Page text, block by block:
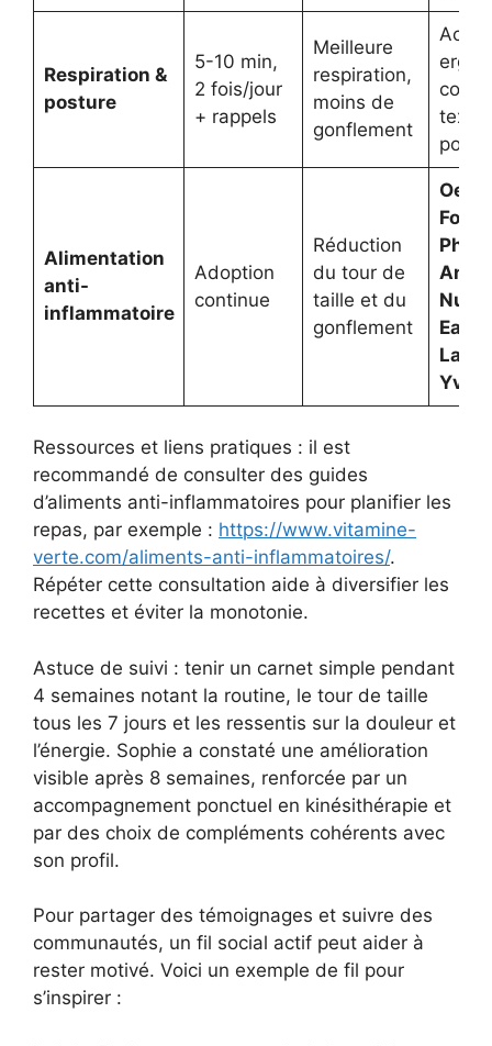
Respiration &
posture
5-10 min,
2 fois/jour
+ rappels
Meilleure
respiration,
moins de
gonflement
Alimentation
anti-
inflammatoire
Adoption
continue
Réduction
du tour de
taille et du
gonflement
Forte
Eafit
Yves
Ressources et liens pratiques : il est
recommandé de consulter des guides
d’aliments anti-inflammatoires pour planifier les
repas, par exemple : https://www.vitamine-
verte.com/aliments-anti-inflammatoires/.
Répéter cette consultation aide à diversifier les
recettes et éviter la monotonie.
Astuce de suivi : tenir un carnet simple pendant
4 semaines notant la routine, le tour de taille
tous les 7 jours et les ressentis sur la douleur et
l’énergie. Sophie a constaté une amélioration
visible après 8 semaines, renforcée par un
accompagnement ponctuel en kinésithérapie et
par des choix de compléments cohérents avec
son profil.
Pour partager des témoignages et suivre des
communautés, un fil social actif peut aider à
rester motivé. Voici un exemple de fil pour
s’inspirer :